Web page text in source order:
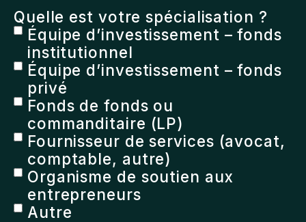
Quelle est votre spécialisation ?
Équipe d’investissement – fonds
institutionnel
Équipe d’investissement – fonds
privé
Fonds de fonds ou
commanditaire (LP)
Fournisseur de services (avocat,
comptable, autre)
Organisme de soutien aux
entrepreneurs
Autre